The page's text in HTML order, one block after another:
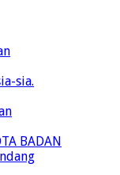
sia.
BADAN